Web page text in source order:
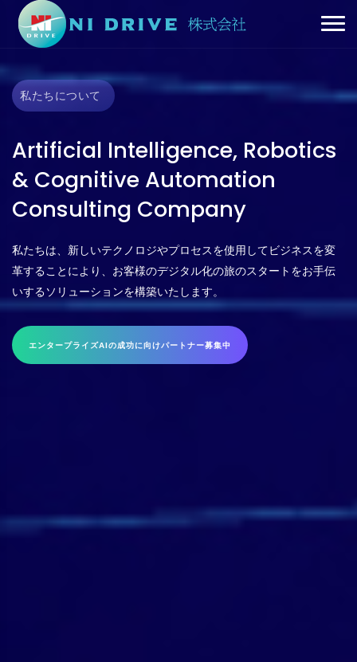
私たちについて
Artificial Intelligence, Robotics
& Cognitive Automation
Consulting Company
私たちは、新しいテクノロジやプロセスを使用してビジネスを変
革することにより、お客様のデジタル化の旅のスタートをお手伝
いするソリューションを構築いたします。
エンタープライズAIの成功に向けパートナー募集中